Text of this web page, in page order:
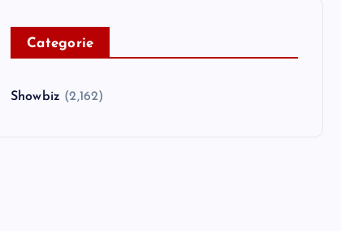
Categorie
Showbiz (2,162)